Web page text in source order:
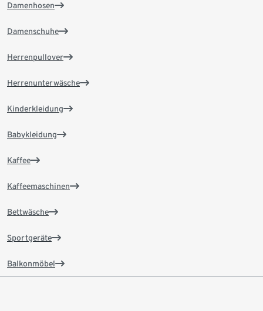
Damenhosen
Damenschuhe
Herrenpullover
Herrenunterwäsche
Kinderkleidung
Babykleidung
Kaffee
Kaffeemaschinen
Bettwäsche
Sportgeräte
Balkonmöbel